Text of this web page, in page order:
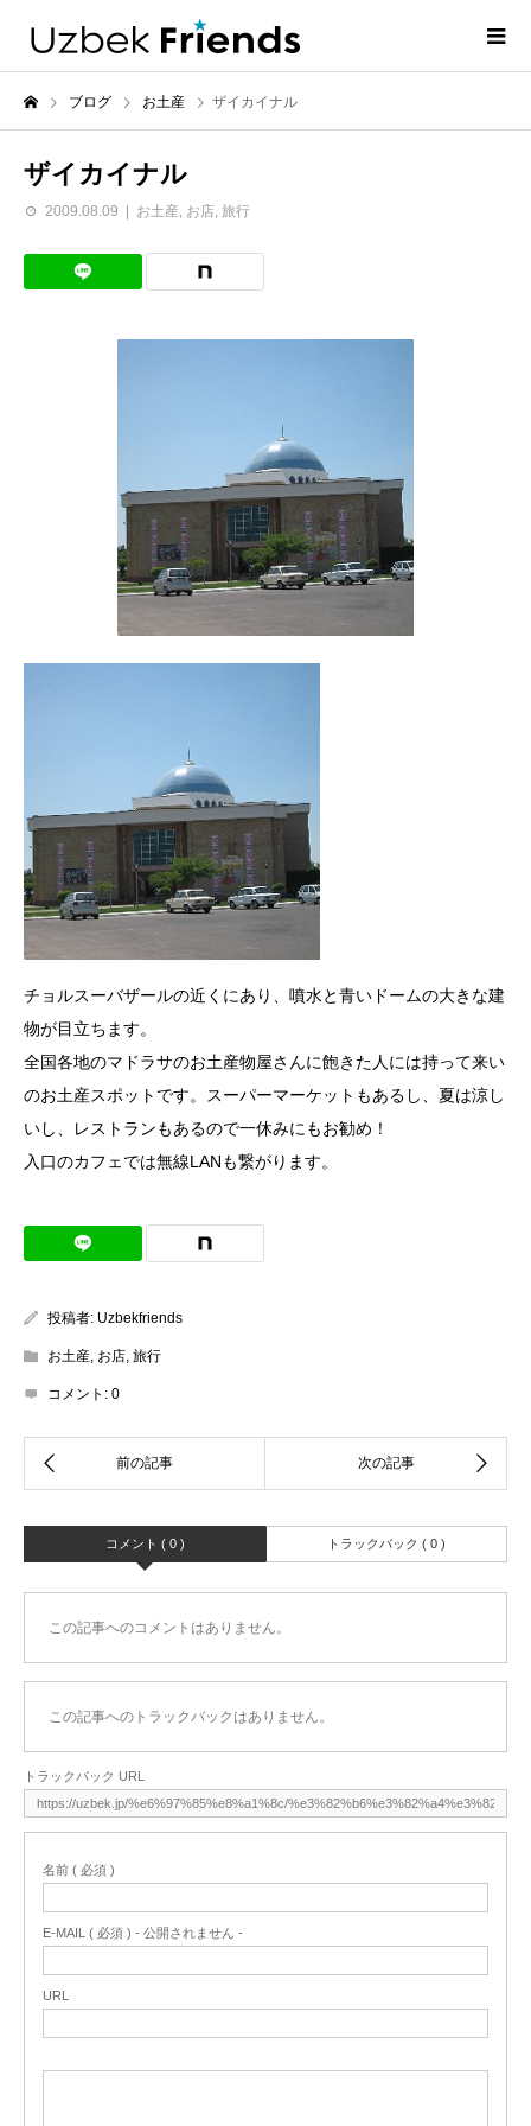
ブログ お土産 ザイカイナル
ザイカイナル
2009.08.09 お土産 お店 旅行
チョルスーバザールの近くにあり、噴水と青いドームの大きな建
物が目立ちます。
全国各地のマドラサのお土産物屋さんに飽きた人には持って来い
のお土産スポットです。スーパーマーケットもあるし、夏は涼し
いし、レストランもあるので一休みにもお勧め！
入口のカフェでは無線LANも繋がります。
投稿者: Uzbekfriends
お土産 お店 旅行
コメント: 0
コメント ( 0 ) トラックバック ( 0 )
この記事へのコメントはありません。
この記事へのトラックバックはありません。
トラックバック URL
名前 ( 必須 )
E-MAIL ( 必須 ) - 公開されません -
URL